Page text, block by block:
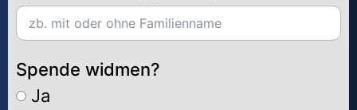
Spende widmen?
Ja